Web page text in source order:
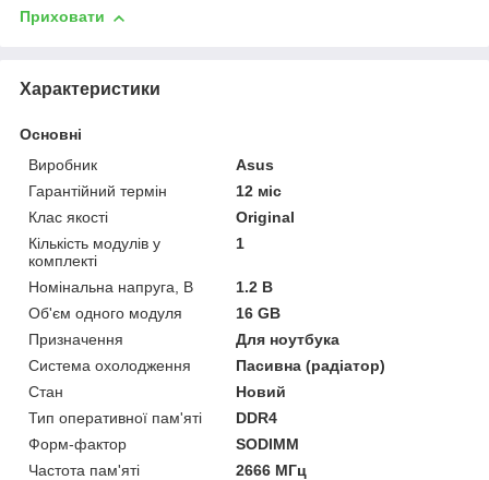
Приховати
Характеристики
Основні
Виробник
Asus
Гарантійний термін
12 міс
Клас якості
Original
Кількість модулів у
комплекті
1
Номінальна напруга, В
1.2 В
Об'єм одного модуля
16 GB
Призначення
Для ноутбука
Система охолодження
Пасивна (радіатор)
Стан
Новий
Тип оперативної пам'яті
DDR4
Форм-фактор
SODIMM
Частота пам'яті
2666 МГц